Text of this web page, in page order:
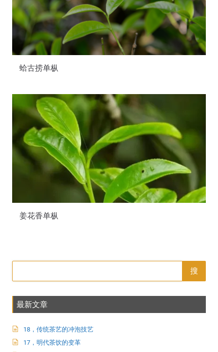
蛤古捞单枞
姜花香单枞
搜
最新文章
18，传统茶艺的冲泡技艺
17，明代茶饮的变革